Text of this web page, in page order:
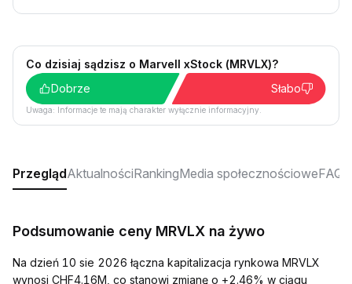
Co dzisiaj sądzisz o Marvell xStock (MRVLX)?
Dobrze
Słabo
Uwaga: Informacje te mają charakter wyłącznie informacyjny.
PrzeglądAktualnościRankingMedia społecznościoweFAQ
Podsumowanie ceny MRVLX na żywo
Na dzień 10 sie 2026 łączna kapitalizacja rynkowa MRVLX
wynosi CHF4.16M, co stanowi zmianę o +2.46% w ciągu